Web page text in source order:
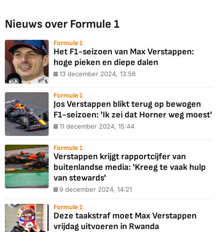
Nieuws over Formule 1
Formule 1
Het F1-seizoen van Max Verstappen:
hoge pieken en diepe dalen
13 december 2024, 13:56
Formule 1
Jos Verstappen blikt terug op bewogen
F1-seizoen: 'Ik zei dat Horner weg moest'
11 december 2024, 15:44
Formule 1
Verstappen krijgt rapportcijfer van
buitenlandse media: 'Kreeg te vaak hulp
van stewards'
9 december 2024, 14:21
Formule 1
Deze taakstraf moet Max Verstappen
vrijdag uitvoeren in Rwanda